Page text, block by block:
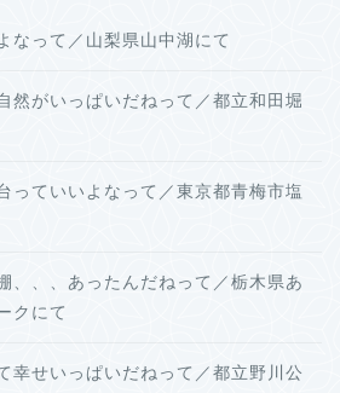
なって／山梨県山中湖にて
然がいっぱいだねって／都立和田堀
っていいよなって／東京都青梅市塩
、、、あったんだねって／栃木県あ
クにて
幸せいっぱいだねって／都立野川公